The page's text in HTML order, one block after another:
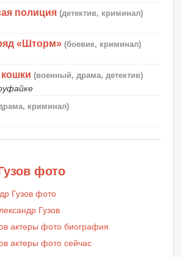
полиция (детектив, криминал)
«Шторм» (боевик, криминал)
(военный, драма, детектив)
криминал)
фото